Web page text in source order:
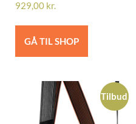
929,00 kr.
GÅ TIL SHOP
Tilbud